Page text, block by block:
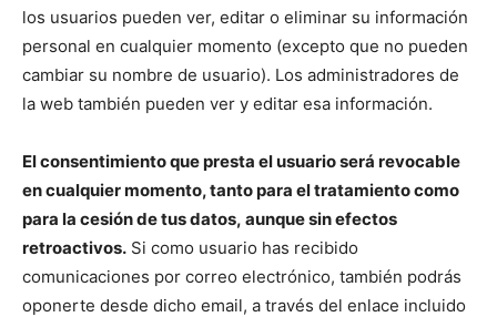
los usuarios pueden ver, editar o eliminar su información
personal en cualquier momento (excepto que no pueden
cambiar su nombre de usuario). Los administradores de
la web también pueden ver y editar esa información.
El consentimiento que presta el usuario será revocable
en cualquier momento, tanto para el tratamiento como
para la cesión de tus datos, aunque sin efectos
retroactivos. Si como usuario has recibido
comunicaciones por correo electrónico, también podrás
oponerte desde dicho email, a través del enlace incluido